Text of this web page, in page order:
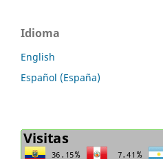
Idioma
English
Español (España)